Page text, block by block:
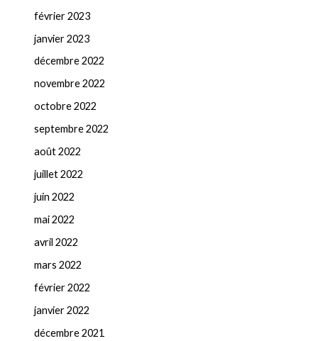
février 2023
janvier 2023
décembre 2022
novembre 2022
octobre 2022
septembre 2022
août 2022
juillet 2022
juin 2022
mai 2022
avril 2022
mars 2022
février 2022
janvier 2022
décembre 2021